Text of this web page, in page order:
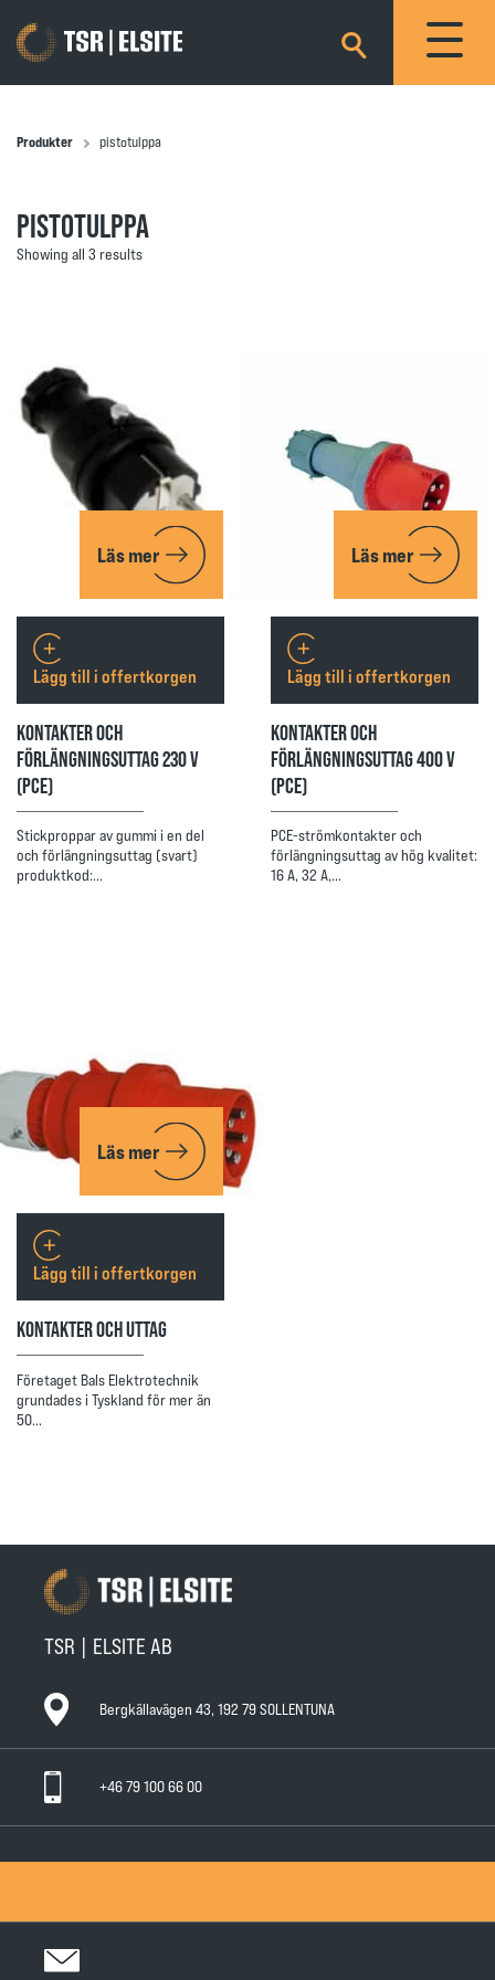
×
Produkter pistotulppa
PISTOTULPPA
Showing all 3 results
Läs mer
KONTAKTER OCH
FÖRLÄNGNINGSUTTAG 230 V
(PCE)
Stickproppar av gummi i en del
och förlängningsuttag (svart)
produktkod:…
Lägg till i offertkorgen
Läs mer
KONTAKTER OCH
FÖRLÄNGNINGSUTTAG 400 V
(PCE)
PCE-strömkontakter och
förlängningsuttag av hög kvalitet:
16 A, 32 A,…
Lägg till i offertkorgen
Läs mer
KONTAKTER OCH UTTAG
Företaget Bals Elektrotechnik
grundades i Tyskland för mer än
50…
Lägg till i offertkorgen
TSR | ELSITE AB
Bergkällavägen 43, 192 79 SOLLENTUNA
+46 79 100 66 00